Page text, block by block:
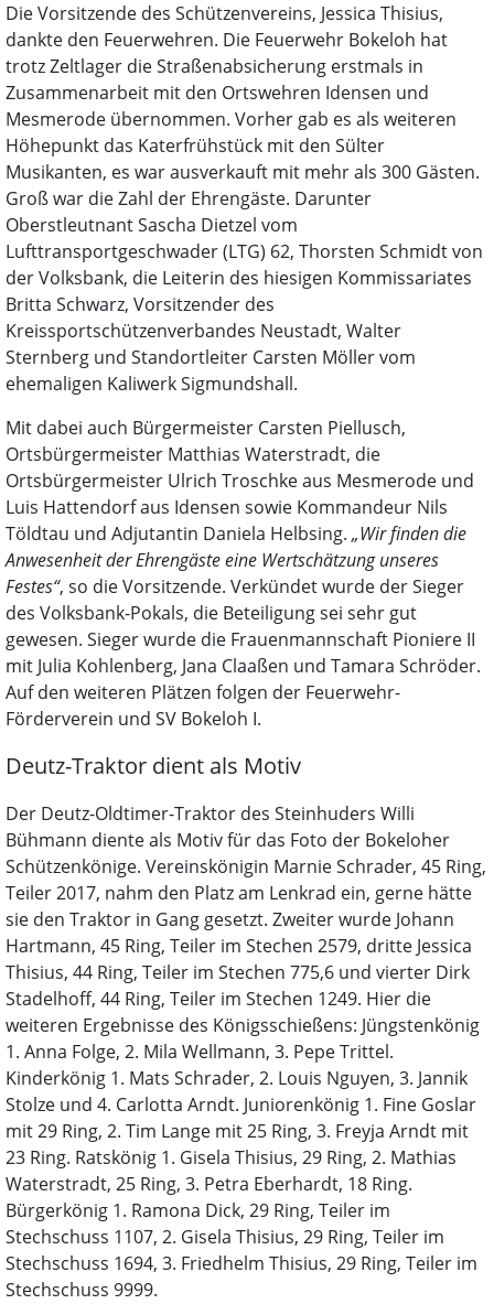
Die Vorsitzende des Schützenvereins, Jessica Thisius,
dankte den Feuerwehren. Die Feuerwehr Bokeloh hat
trotz Zeltlager die Straßenabsicherung erstmals in
Zusammenarbeit mit den Ortswehren Idensen und
Mesmerode übernommen. Vorher gab es als weiteren
Höhepunkt das Katerfrühstück mit den Sülter
Musikanten, es war ausverkauft mit mehr als 300 Gästen.
Groß war die Zahl der Ehrengäste. Darunter
Oberstleutnant Sascha Dietzel vom
Lufttransportgeschwader (LTG) 62, Thorsten Schmidt von
der Volksbank, die Leiterin des hiesigen Kommissariates
Britta Schwarz, Vorsitzender des
Kreissportschützenverbandes Neustadt, Walter
Sternberg und Standortleiter Carsten Möller vom
ehemaligen Kaliwerk Sigmundshall.
Mit dabei auch Bürgermeister Carsten Piellusch,
Ortsbürgermeister Matthias Waterstradt, die
Ortsbürgermeister Ulrich Troschke aus Mesmerode und
Luis Hattendorf aus Idensen sowie Kommandeur Nils
Töldtau und Adjutantin Daniela Helbsing. „Wir finden die
Anwesenheit der Ehrengäste eine Wertschätzung unseres
Festes“, so die Vorsitzende. Verkündet wurde der Sieger
des Volksbank-Pokals, die Beteiligung sei sehr gut
gewesen. Sieger wurde die Frauenmannschaft Pioniere II
mit Julia Kohlenberg, Jana Claaßen und Tamara Schröder.
Auf den weiteren Plätzen folgen der Feuerwehr-
Förderverein und SV Bokeloh I.
Deutz-Traktor dient als Motiv
Der Deutz-Oldtimer-Traktor des Steinhuders Willi
Bühmann diente als Motiv für das Foto der Bokeloher
Schützenkönige. Vereinskönigin Marnie Schrader, 45 Ring,
Teiler 2017, nahm den Platz am Lenkrad ein, gerne hätte
sie den Traktor in Gang gesetzt. Zweiter wurde Johann
Hartmann, 45 Ring, Teiler im Stechen 2579, dritte Jessica
Thisius, 44 Ring, Teiler im Stechen 775,6 und vierter Dirk
Stadelhoff, 44 Ring, Teiler im Stechen 1249. Hier die
weiteren Ergebnisse des Königsschießens: Jüngstenkönig
1. Anna Folge, 2. Mila Wellmann, 3. Pepe Trittel.
Kinderkönig 1. Mats Schrader, 2. Louis Nguyen, 3. Jannik
Stolze und 4. Carlotta Arndt. Juniorenkönig 1. Fine Goslar
mit 29 Ring, 2. Tim Lange mit 25 Ring, 3. Freyja Arndt mit
23 Ring. Ratskönig 1. Gisela Thisius, 29 Ring, 2. Mathias
Waterstradt, 25 Ring, 3. Petra Eberhardt, 18 Ring.
Bürgerkönig 1. Ramona Dick, 29 Ring, Teiler im
Stechschuss 1107, 2. Gisela Thisius, 29 Ring, Teiler im
Stechschuss 1694, 3. Friedhelm Thisius, 29 Ring, Teiler im
Stechschuss 9999.